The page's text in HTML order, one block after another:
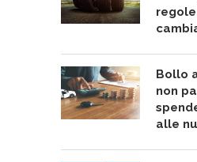
Bollo
non
alle